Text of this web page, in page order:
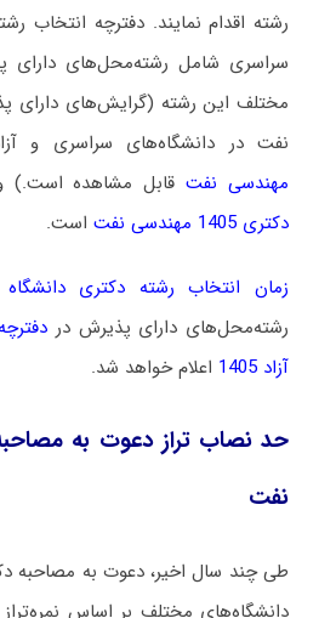
رشته اقدام نمایند. دفترچه انتخاب
سراسری شامل رشته‌محل‌های دارای
مختلف این رشته (گرایش‌های دارای
نفت در دانشگاه‌های سراسری و
مهندسی نفت قابل مشاهده است.)
دکتری 1405 مهندسی نفت
است.
زمان انتخاب رشته دکتری دانشگاه آزاد
رشته‌محل‌های دارای پذیرش در
آزاد 1405
اعلام خواهد شد.
حد نصاب تراز دعوت به
نفت
طی چند سال اخیر، دعوت به مصاحبه